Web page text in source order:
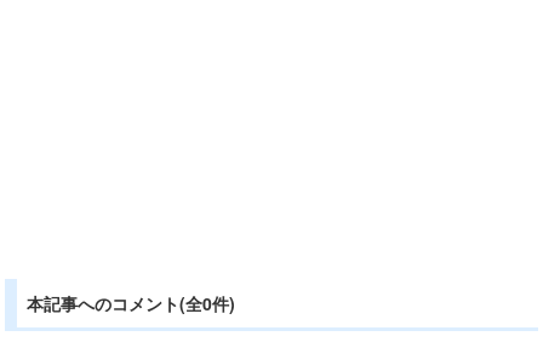
本記事へのコメント(全0件)